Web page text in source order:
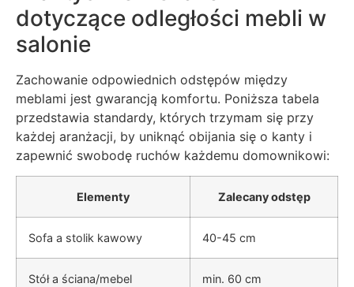
dotyczące odległości mebli w
salonie
Zachowanie odpowiednich odstępów między
meblami jest gwarancją komfortu. Poniższa tabela
przedstawia standardy, których trzymam się przy
każdej aranżacji, by uniknąć obijania się o kanty i
zapewnić swobodę ruchów każdemu domownikowi:
Elementy Zalecany odstęp
Sofa a stolik kawowy 40-45 cm
Stół a ściana/mebel min. 60 cm